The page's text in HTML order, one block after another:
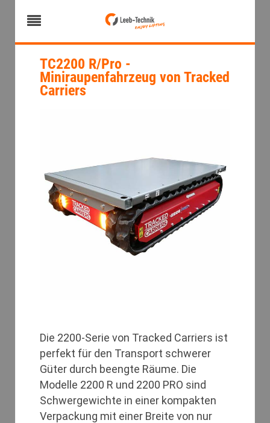
TC2200 R/Pro -
Miniraupenfahrzeug von Tracked
Carriers
Die 2200-Serie von Tracked Carriers ist
perfekt für den Transport schwerer
Güter durch beengte Räume. Die
Modelle 2200 R und 2200 PRO sind
Schwergewichte in einer kompakten
Verpackung mit einer Breite von nur